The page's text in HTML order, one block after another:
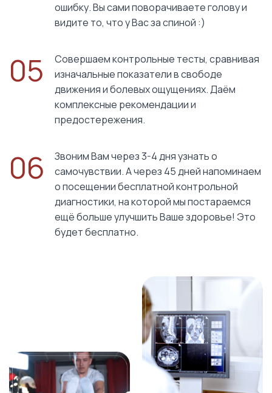
ошибку. Вы сами поворачиваете голову и
видите то, что у Вас за спиной :)
05
Совершаем контрольные тесты, сравнивая
изначальные показатели в свободе
движения и болевых ощущениях. Даём
комплексные рекомендации и
предостережения.
06
Звоним Вам через 3-4 дня узнать о
самочувствии. А через 45 дней напоминаем
о посещении бесплатной контрольной
диагностики, на которой мы постараемся
ещё больше улучшить Ваше здоровье! Это
будет бесплатно.